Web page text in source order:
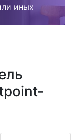
иных